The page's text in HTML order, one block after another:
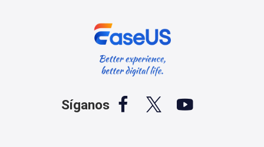
Síganos   